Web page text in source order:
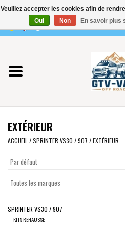
les
haut
et
bas
pour
Vito / classe V - 447
Viano /Vito 639
VW T7 2025
VW T6
VW CRAFTER / MAN TGE
EXTÉRIEUR
ACCUEIL /SPRINTER VS30 / 907 /EXTÉRIEUR
SPRINTER VS30 / 907
KITS REHAUSSE
Veuillez accepter les cookies afin de
Oui
Non En savoir plus